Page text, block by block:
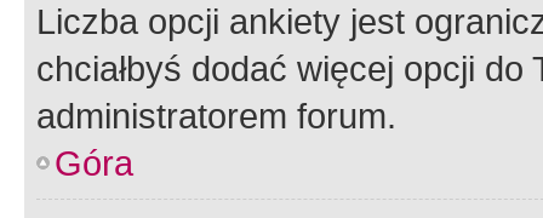
Liczba opcji ankiety jest
chciałbyś dodać więcej opcji
administratorem forum.
Góra